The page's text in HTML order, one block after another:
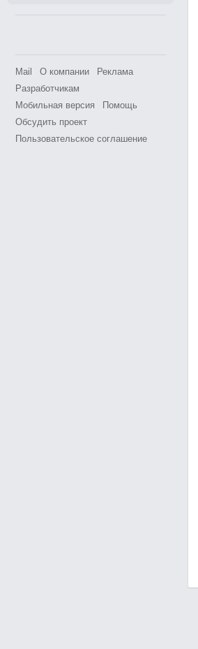
Mail О компании
Реклама
Разработчикам
Мобильная версия
Помощь
Обсудить проект
Пользовательское соглашение